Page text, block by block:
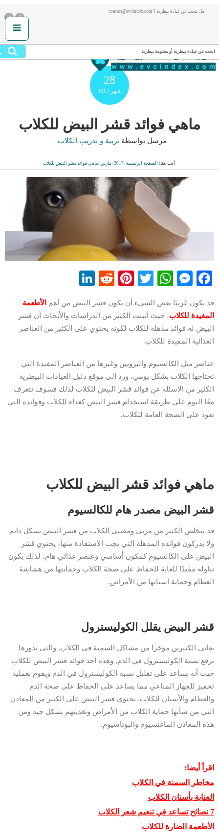
هل تبحث عن عيادة بيطرية ؟ contact@evcindex.com
ابحث عن عيادة بيطرية أو معلومة بيطرية
28
شهر 2017
ماهي فوائد قشر البيض للكلاب
مرسل بواسطةتربية و تدريب الكلاب
أنت هنا: الصفحة الرئيسية/
2017
/ مارس/ماهي فوائد قشر البيض للكلاب
Facebook
Messenger
WhatsApp
Twitter
Pinterest
Reddit
قد يكون غريبًا بعض الشيء أن يكون قشر البيض من أهم
الأطعمة
المفيدة للكلاب، حيث أثبتت الكثير من الدراسات والأبحاث أن قشر
البيض له فوائد مذهلة للكلاب لكونه يحتوي على الكثير من العناصر
الغذائية المفيدة للكلاب.
عناصر مثل الكالسيوم والبروتين وغيرها من العناصر المفيدة التي
تحتاجها الكلاب بشكل يومي، ورد إلى موقع دليل العيادات البيطرية
الكثير من الأسئلة عن فوائد قشر البيض للكلاب لذلك فسوف نتعرف
معًا اليوم على طريقة استخدام قشر البيض كغذاء للكلاب وفوائده التي
تعود على الصحة العامة للكلاب.
ماهي فوائد قشر البيض للكلاب
قشر البيض مصدر هام للكالسيوم
قد يتخلص الكثير من مربي ومقتني الكلاب من قشر البيض بشكل دائم
ولا يدركون فوائده المذهلة التي يجب الاستفادة منها، يحتوي قشر
البيض على الكالسيوم كمكون أساسي وعنصر غذائي هام، لذلك يكون
تناوله مفيدًا للغاية للحفاظ على صحة الكلاب وحمايتها من هشاشة
العظام وحماية أسنانها من الأمراض.
قشر البيض يقلل الكوليسترول
يعاني الكثيرين مؤخرا من مشاكل السمنة في الكلاب, والتي بدورها
ترفع نسبة الكوليسترول في الدم, وهذه أحد فوائد قشر البيض للكلاب
حيث أنه يساعد على تقليل نسبة الكوليسترول في الدم ويقوم بعملية
تحفيز للجهاز المناعي مما يساعد على الحفاظ على صحة الدم
والعظام والأسنان للكلاب. يحتوي قشر البيض على الكثير من المعادن
التي من شأنها حماية الكلاب من الأمراض وتغذيتهم بشكل جيد ومن
هذه المعادن الماغنسيوم والبوتاسيوم.
اقرأ أيضا:
مخاطر السمنة في الكلاب
العناية بأسنان الكلاب
7 نصائح تساعد في تنعيم شعر الكلاب
الأطعمة الضارة للكلاب